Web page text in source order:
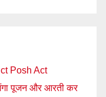
Posh Act
पूजन और आरती कर